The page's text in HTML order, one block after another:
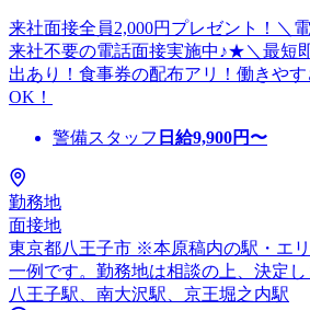
来社面接全員2,000円プレゼント！＼
来社不要の電話面接実施中♪★＼最短
出あり！食事券の配布アリ！働きや
OK！
警備スタッフ 日給9,900円〜
勤務地
面接地
東京都八王子市 ※本原稿内の駅・エ
一例です。勤務地は相談の上、決定し
八王子駅、南大沢駅、京王堀之内駅